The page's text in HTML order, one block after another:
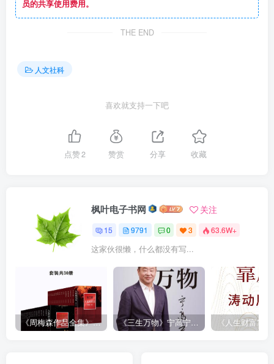
员的共享使用费用。
THE END
人文社科
喜欢就支持一下吧
点赞2 赞赏 分享 收藏
枫叶电子书网 关注
15 9791 0 3 63.6W+
这家伙很懒，什么都没有写...
《周梅森作品全集》[共30册] 《三生万物》宁高宁（epub+mobi+azw3+pdf）